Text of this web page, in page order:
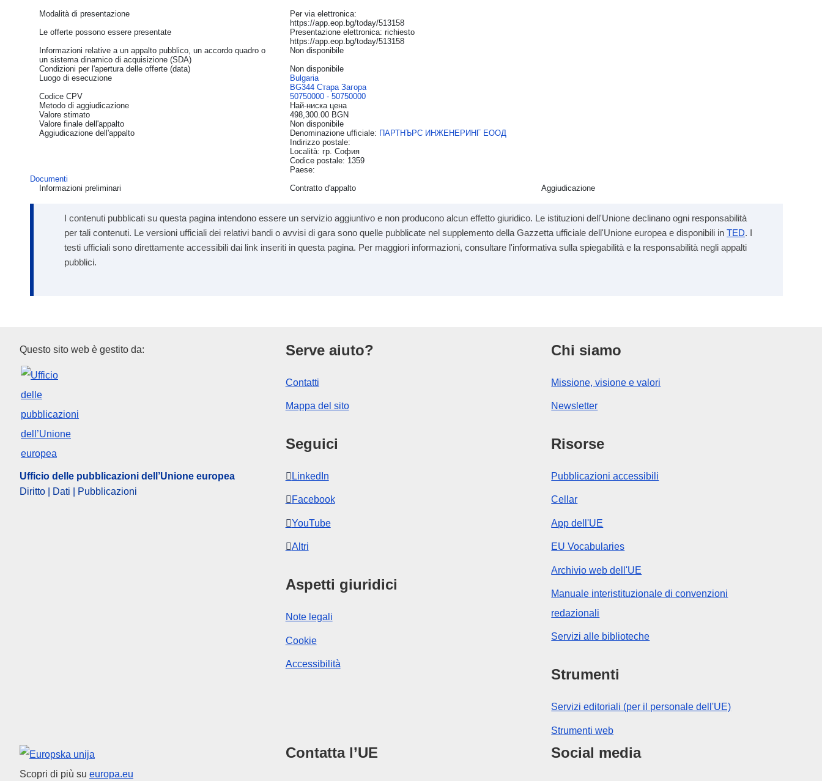
Modalità di presentazione
Per via elettronica:
https://app.eop.bg/today/513158
Le offerte possono essere presentate
Presentazione elettronica: richiesto
https://app.eop.bg/today/513158
Informazioni relative a un appalto pubblico, un accordo quadro o
un sistema dinamico di acquisizione (SDA)
Non disponibile
Condizioni per l'apertura delle offerte (data)
Non disponibile
Luogo di esecuzione
Bulgaria
BG344 Стара Загора
Codice CPV
50750000 - 50750000
Metodo di aggiudicazione
Най-ниска цена
Valore stimato
498,300.00 BGN
Valore finale dell'appalto
Non disponibile
Aggiudicazione dell'appalto
Denominazione ufficiale: ПАРТНЪРС ИНЖЕНЕРИНГ ЕООД
Indirizzo postale:
Località: гр. София
Codice postale: 1359
Paese:
Documenti
Informazioni preliminari
Contratto d'appalto Aggiudicazione
I contenuti pubblicati su questa pagina intendono essere un servizio aggiuntivo e non producono alcun effetto giuridico. Le istituzioni dell'Unione declinano ogni responsabilità
per tali contenuti. Le versioni ufficiali dei relativi bandi o avvisi di gara sono quelle pubblicate nel supplemento della Gazzetta ufficiale dell'Unione europea e disponibili in TED. I
testi ufficiali sono direttamente accessibili dai link inseriti in questa pagina. Per maggiori informazioni, consultare l'informativa sulla spiegabilità e la responsabilità negli appalti
pubblici.
Ufficio delle pubblicazioni dell’Unione europea
Questo sito web è gestito da:
Ufficio delle pubblicazioni dell’Unione europea
Diritto | Dati | Pubblicazioni
Serve aiuto?
Contatti
Mappa del sito
Seguici
LinkedIn
Facebook
YouTube
Altri
Aspetti giuridici
Note legali
Cookie
Accessibilità
Chi siamo
Missione, visione e valori
Newsletter
Risorse
Pubblicazioni accessibili
Cellar
App dell'UE
EU Vocabularies
Archivio web dell'UE
Manuale interistituzionale di convenzioni
redazionali
Servizi alle biblioteche
Strumenti
Servizi editoriali (per il personale dell'UE)
Strumenti web
Unione europea
Scopri di più su europa.eu
Contatta l’UE Social media